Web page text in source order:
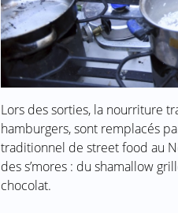
Lors des sorties, la nourriture
hamburgers, sont remplacés
traditionnel de street food au
des s’mores : du shamallow
chocolat.